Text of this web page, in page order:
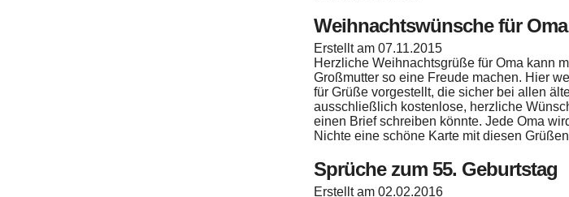
Weihnachtswünsche für Oma
Erstellt am 07.11.2015
Herzliche Weihnachtsgrüße für Oma kann
Großmutter so eine Freude machen. Hier
für Grüße vorgestellt, die sicher bei allen
ausschließlich kostenlose, herzliche
einen Brief schreiben könnte. Jede Oma
Nichte eine schöne Karte mit diesen
Sprüche zum 55. Geburtstag
Erstellt am 02.02.2016